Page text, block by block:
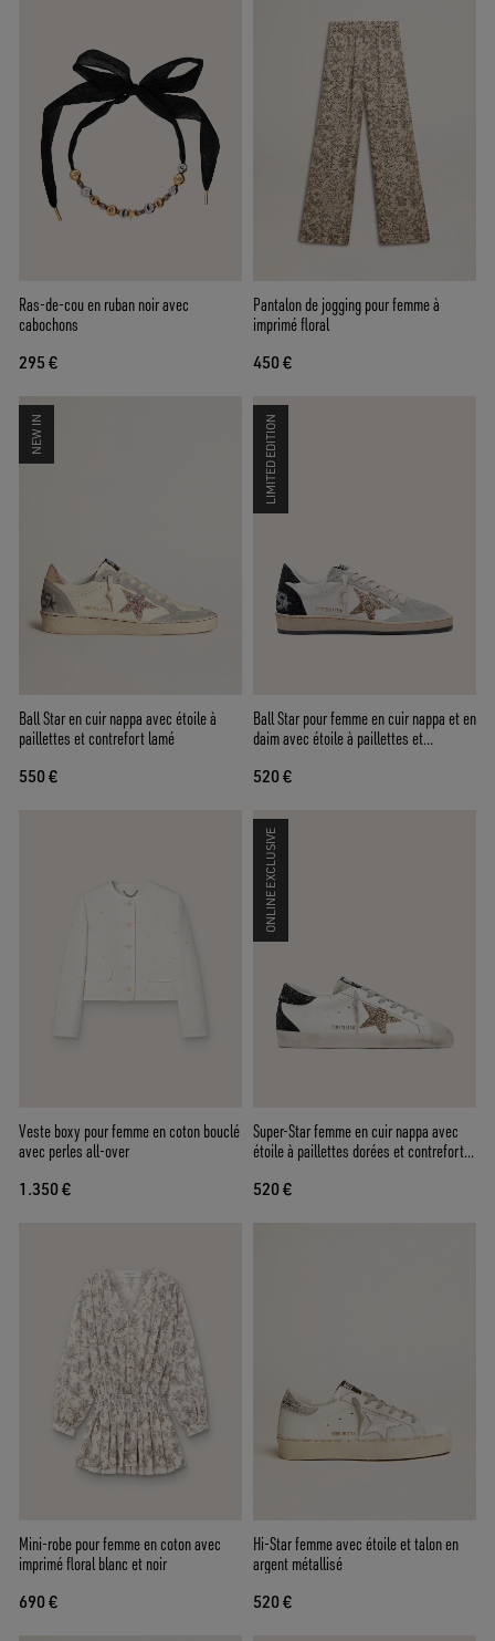
Ras-de-cou en ruban noir avec
cabochons
295 €
Pantalon de jogging pour femme à
imprimé floral
450 €
NEW IN
Ball Star en cuir nappa avec étoile à
paillettes et contrefort lamé
550 €
LIMITED EDITION
Ball Star pour femme en cuir nappa et en
daim avec étoile à paillettes et
520 €
Veste boxy pour femme en coton bouclé
avec perles all-over
1.350 €
ONLINE EXCLUSIVE
Super-Star femme en cuir nappa avec
étoile à paillettes dorées et contrefort à
520 €
Mini-robe pour femme en coton avec
imprimé floral blanc et noir
690 €
Hi-Star femme avec étoile et talon en
argent métallisé
520 €